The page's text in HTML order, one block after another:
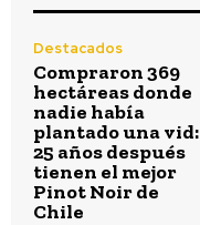
Destacados
Compraron 369
hectáreas donde
nadie había
plantado una vid:
25 años después
tienen el mejor
Pinot Noir de
Chile